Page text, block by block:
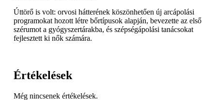
Úttörő is volt: orvosi hátterének köszönhetően új arcápolási
programokat hozott létre bőrtípusok alapján, bevezette az első
szérumot a gyógyszertárakba, és szépségápolási tanácsokat
fejlesztett ki nők számára.
Értékelések
Még nincsenek értékelések.